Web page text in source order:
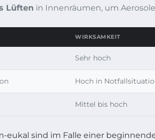
Lüften in Innenräumen, um
WIRKSAMKEIT
Sehr hoch
Hoch in
Mittel bis hoch
eukal sind im Falle einer